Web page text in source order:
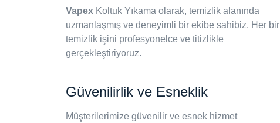
Vapex Koltuk Yıkama olarak, temizlik alanında
uzmanlaşmış ve deneyimli bir ekibe sahibiz. Her bir
temizlik işini profesyonelce ve titizlikle
gerçekleştiriyoruz.
Güvenilirlik ve Esneklik
Müşterilerimize güvenilir ve esnek hizmet